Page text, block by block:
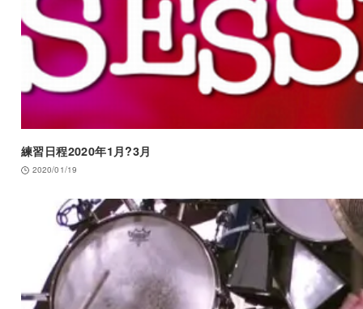
練習日程2020年1月?3月
2020/01/19